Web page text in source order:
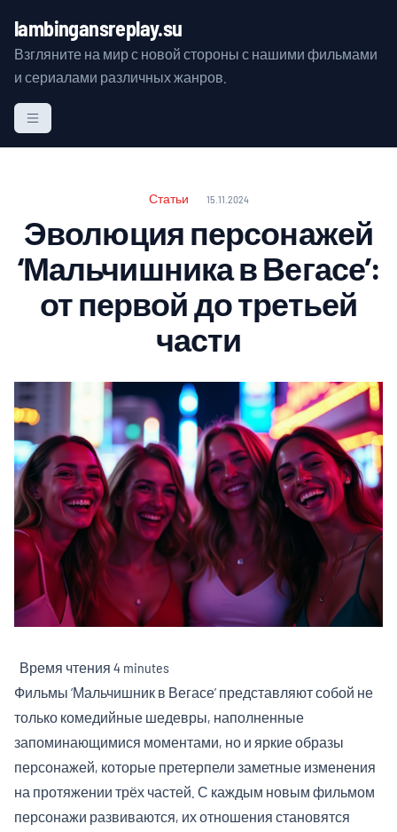
c
lambingansreplay.su
Взгляните на мир с новой стороны с нашими фильмами
и сериалами различных жанров.
Статьи 15.11.2024
Эволюция персонажей
‘Мальчишника в Вегасе’:
от первой до третьей
части
Время чтения 4 minutes
Фильмы ‘Мальчишник в Вегасе’ представляют собой не
только комедийные шедевры, наполненные
запоминающимися моментами, но и яркие образы
персонажей, которые претерпели заметные изменения
на протяжении трёх частей. С каждым новым фильмом
персонажи развиваются, их отношения становятся